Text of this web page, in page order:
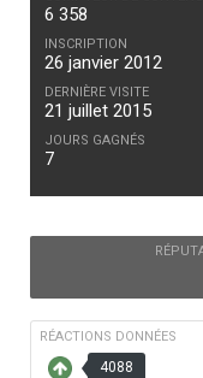
6 358
INSCRIPTION
26 janvier 2012
DERNIÈRE VISITE
21 juillet 2015
JOURS GAGNÉS
7
RÉACTIONS DONNÉES
4088